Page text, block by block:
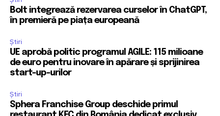
Bolt integrează rezervarea curselor în ChatGPT,
în premieră pe piața europeană
Știri
UE aprobă politic programul AGILE: 115 milioane
de euro pentru inovare în apărare și sprijinirea
start-up-urilor
Știri
Sphera Franchise Group deschide primul